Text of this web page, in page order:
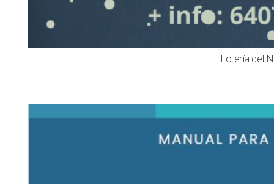
Lotería del